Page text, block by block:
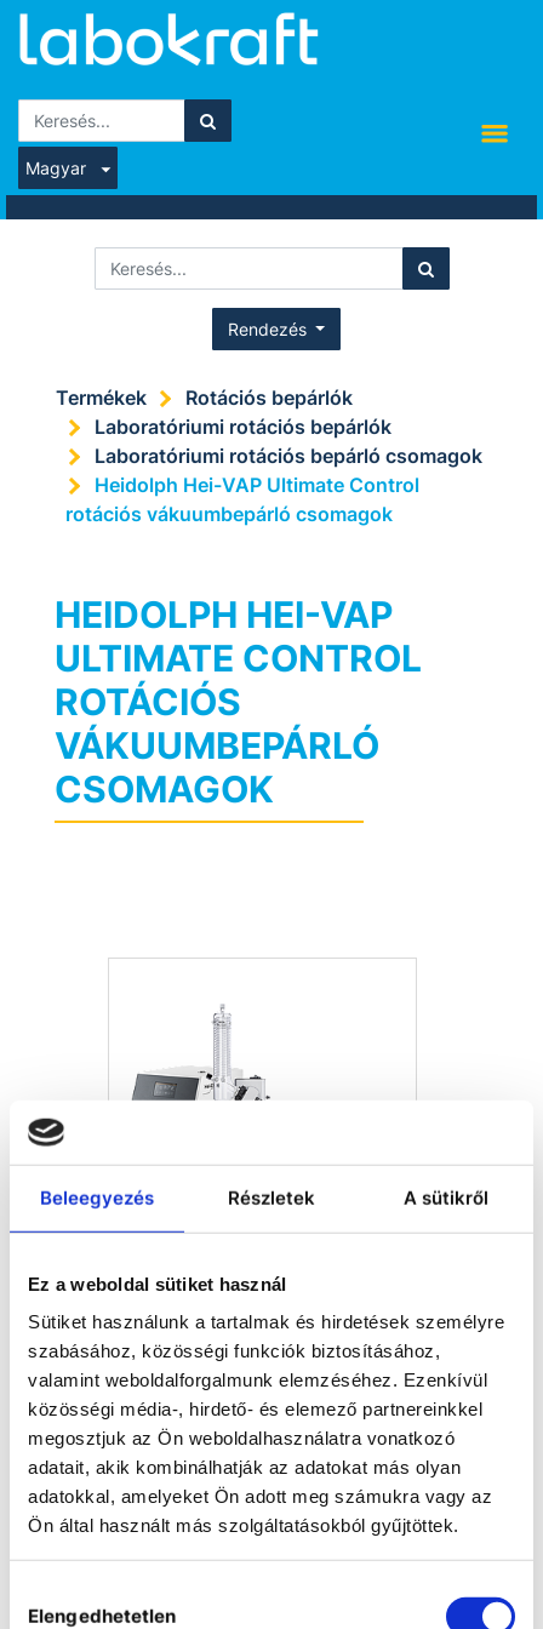
Beleegyezés Részletek A sütikről
Ez a weboldal sütiket használ
Sütiket használunk a tartalmak és hirdetések személyre
szabásához, közösségi funkciók biztosításához,
valamint weboldalforgalmunk elemzéséhez. Ezenkívül
közösségi média-, hirdető- és elemező partnereinkkel
megosztjuk az Ön weboldalhasználatra vonatkozó
adatait, akik kombinálhatják az adatokat más olyan
adatokkal, amelyeket Ön adott meg számukra vagy az
Ön által használt más szolgáltatásokból gyűjtöttek.
kiválasztása
Elengedhetetlen
Magyar
Rendezés
Termékek
Rotációs bepárlók
Laboratóriumi rotációs bepárlók
Laboratóriumi rotációs bepárló csomagok
Heidolph Hei-VAP Ultimate Control
rotációs vákuumbepárló csomagok
HEIDOLPH HEI-VAP
ULTIMATE CONTROL
ROTÁCIÓS
VÁKUUMBEPÁRLÓ
CSOMAGOK
Heidolph Hei-VAP Ultimate
Research-Chill rotációs
vákuumbepárló csomag
• Hei-VAP Ultimate Control
motoros lifttel és G3 XL
(vertikális) üvegszettel
• Hei-VAC Vario Control
vákuumszivattyú
• Hei-CHILL 700 Pro hűtő
• RS 232 kábel
• Teljes csövezés
• Hőközlő folyadék Hei-CHILL
Pro (10 l)
ÖSSZEHASONLÍTÁS